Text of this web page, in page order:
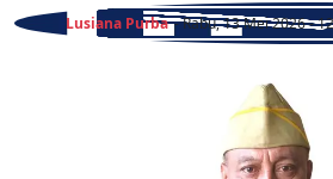
Lusiana Purba - Rabu, 13 Mei 2026 -